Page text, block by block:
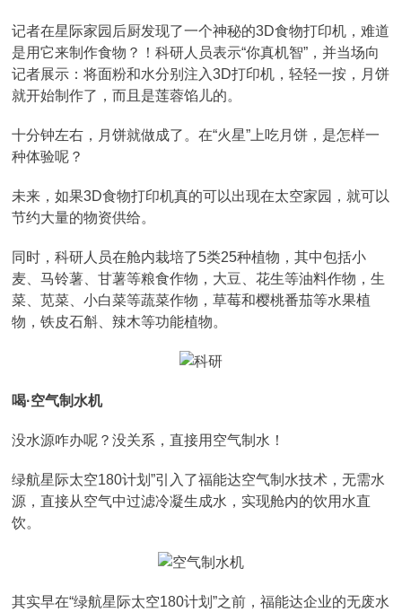
记者在星际家园后厨发现了一个神秘的3D食物打印机，难道
是用它来制作食物？！科研人员表示“你真机智”，并当场向
记者展示：将面粉和水分别注入3D打印机，轻轻一按，月饼
就开始制作了，而且是莲蓉馅儿的。
十分钟左右，月饼就做成了。在“火星”上吃月饼，是怎样一
种体验呢？
未来，如果3D食物打印机真的可以出现在太空家园，就可以
节约大量的物资供给。
同时，科研人员在舱内栽培了5类25种植物，其中包括小
麦、马铃薯、甘薯等粮食作物，大豆、花生等油料作物，生
菜、苋菜、小白菜等蔬菜作物，草莓和樱桃番茄等水果植
物，铁皮石斛、辣木等功能植物。
喝·空气制水机
没水源咋办呢？没关系，直接用空气制水！
绿航星际太空180计划”引入了福能达空气制水技术，无需水
源，直接从空气中过滤冷凝生成水，实现舱内的饮用水直
饮。
其实早在“绿航星际太空180计划”之前，福能达企业的无废水